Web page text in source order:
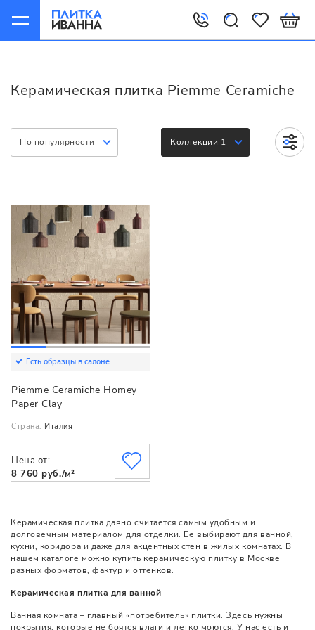
Керамическая плитка Piemme Ceramiche
По популярности Коллекции 1
Есть образцы в салоне
Piemme Ceramiche Homey
Paper Clay
Страна: Италия
Цена от:
8 760 руб./м²
Керамическая плитка давно считается самым удобным и
долговечным материалом для отделки. Её выбирают для ванной,
кухни, коридора и даже для акцентных стен в жилых комнатах. В
нашем каталоге можно купить керамическую плитку в Москве
разных форматов, фактур и оттенков.
Керамическая плитка для ванной
Ванная комната – главный «потребитель» плитки. Здесь нужны
покрытия, которые не боятся влаги и легко моются. У нас есть и